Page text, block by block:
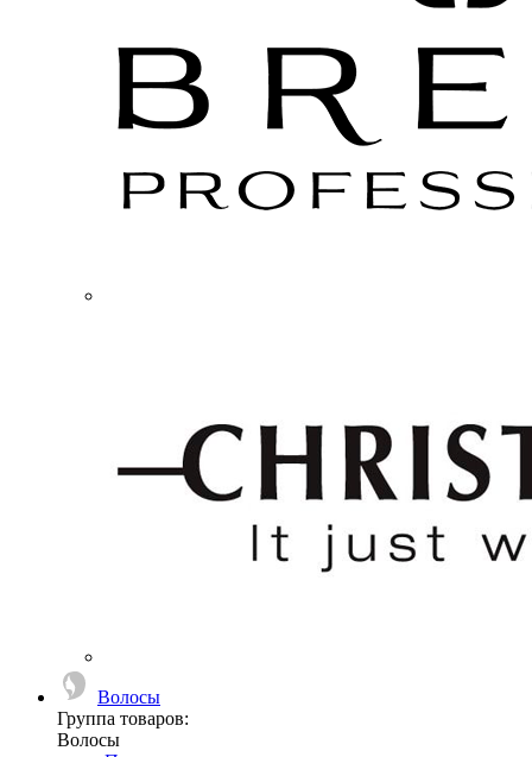
Волосы
Группа товаров:
Волосы